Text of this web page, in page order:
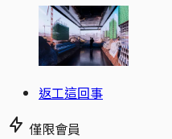
返工這回事
僅限會員